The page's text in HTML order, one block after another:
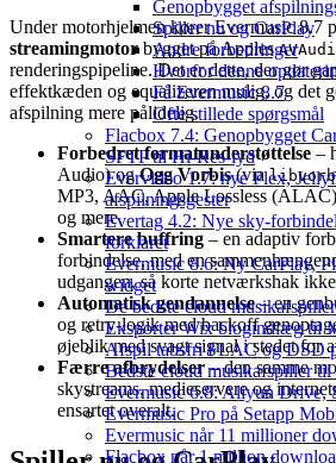
Genopbygget
Spiller nu og CarPlay
Andre forbedringer
Hvorfor denne
Få Evermusic 8.7
Ofte stillede spørgsmål
Flacbox 7.4: Genopbygget
SFTP til Hi-Res-lyd
Evervideo 1.7: nye Plex,
afspilningsgester
Evertag 4.2: Nye sky-
forklaret
Evermusic 8.6: Ny CarPlay,
widget
De bedste cloud
Eksporter Wix blogindlæg til
Afspil tabsfri FLAC og DSD
Bedste cloud musikafspiller til
Evermusic 6.8: Aliyun Drive,
Evermusic Pro på Setapp
Evermusic når 11 millioner
Flacbox når 1 million
Under motorhjelmen kører Evermusic 8.7
streamingmotorbygget på Apples
renderingspipeline. Det er dette, der gør
effektkæden og equalizeren mulig, og det
afspilning mere pålidelig.
Forbedret formatunderstøttelse –
Audio) ogOgg Vorbis(via
MP3, AAC, Apple Lossless
og mere.
Smartere buffring – en adaptiv
forbindelse, med en
udgangen, så korte netværkshak
Automatisk gendannelse– en
og retry-logik med backoff
øjeblik med svagt signal i stedet for
Færre afbrydelser– den samme
skystreams, medieservere og
ensartet overalt.